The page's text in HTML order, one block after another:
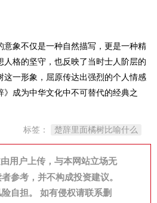
意象不仅是一种自然描写，更是一种精
人格的坚守，也反映了当时士人阶层的
这一形象，屈原传达出强烈的个人情感
成为中华文化中不可替代的经典之
标签： 楚辞里面橘树比喻什么
用户上传，与本网站立场无
参考，并不构成投资建议。
自担。 如有侵权请联系删